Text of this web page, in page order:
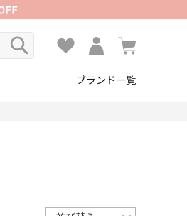
ブランド一覧